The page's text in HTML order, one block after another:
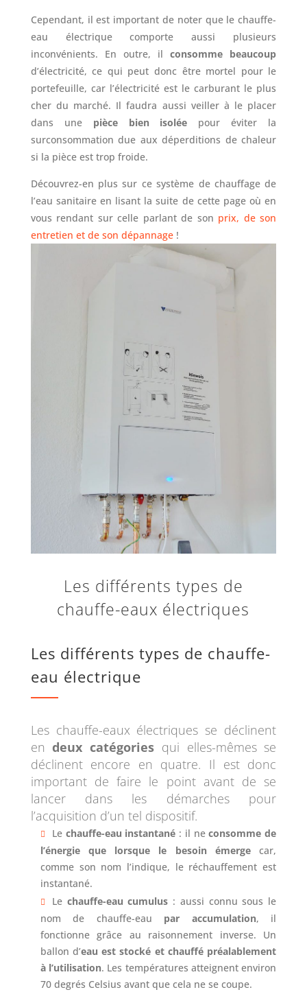
Cependant, il est important de noter que le chauffe-
eau électrique comporte aussi plusieurs
inconvénients. En outre, ilconsomme beaucoup
d’électricité, ce qui peut donc être mortel pour le
portefeuille, car l’électricité est le carburant le plus
cher du marché. Il faudra aussi veiller à le placer
dans une pièce bien isolée pour éviter la
surconsommation due aux déperditions de chaleur
si la pièce est trop froide.
Découvrez-en plus sur ce système de chauffage de
l’eau sanitaire en lisant la suite de cette page où en
vous rendant sur celle parlant de son prix, de son
entretien et de son dépannage!
Les différents types de
chauffe-eaux électriques
Les différents types de chauffe-
eau électrique
Les chauffe-eaux électriques se déclinent
en deux catégories qui elles-mêmes se
déclinent encore en quatre. Il est donc
important de faire le point avant de se
lancer dans les démarches pour
l’acquisition d’un tel dispositif.
Le chauffe-eau instantané : il neconsomme de
l’énergie que lorsque le besoin émergecar,
comme son nom l’indique, le réchauffement est
instantané.
Le chauffe-eau cumulus : aussi connu sous le
nom de chauffe-eau par accumulation, il
fonctionne grâce au raisonnement inverse. Un
ballon d’eau est stocké et chauffé préalablement
à l’utilisation. Les températures atteignent environ
70 degrés Celsius avant que cela ne se coupe.